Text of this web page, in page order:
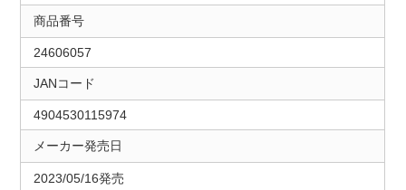
商品番号
24606057
JANコード
4904530115974
メーカー発売日
2023/05/16発売